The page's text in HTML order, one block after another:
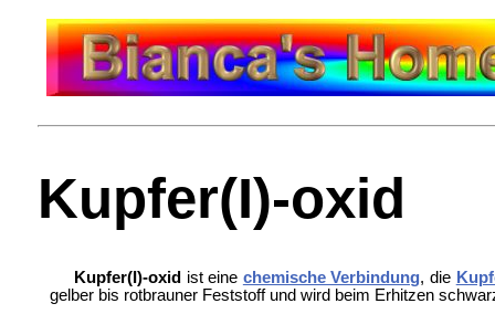
Kupfer(I)-oxid
Kupfer(I)-oxid ist eine chemische Verbindung, die
gelber bis rotbrauner Feststoff und wird beim Erhitzen